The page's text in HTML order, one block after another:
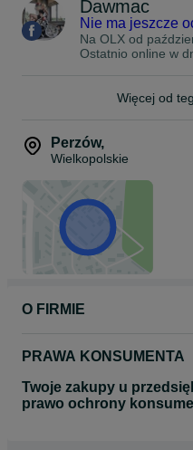
Kolor: Gloss Black
Waga felgi: 10,4 kg
ZAPRASZAMY!
636.K / NH
422.K / PP
Cena podana w ogłoszeniu
kompletu czterech felg.
Dawmac
Nie ma jeszcze
Na OLX od
Ostatnio online w
Więcej od
Perzów,
Wielkopolskie
O FIRMIE
PRAWA KONSUMENTA
Twoje zakupy u
prawo ochrony